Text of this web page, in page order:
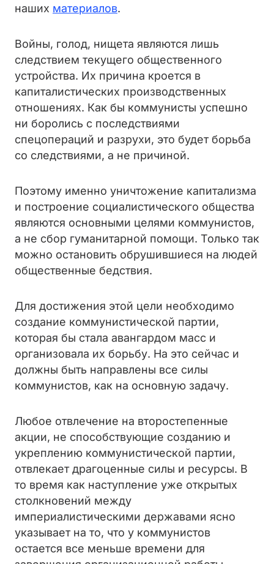
наших материалов.
Войны, голод, нищета являются лишь
следствием текущего общественного
устройства. Их причина кроется в
капиталистических производственных
отношениях. Как бы коммунисты успешно
ни боролись с последствиями
спецопераций и разрухи, это будет борьба
со следствиями, а не причиной.
Поэтому именно уничтожение капитализма
и построение социалистического общества
являются основными целями коммунистов,
а не сбор гуманитарной помощи. Только так
можно остановить обрушившиеся на людей
общественные бедствия.
Для достижения этой цели необходимо
создание коммунистической партии,
которая бы стала авангардом масс и
организовала их борьбу. На это сейчас и
должны быть направлены все силы
коммунистов, как на основную задачу.
Любое отвлечение на второстепенные
акции, не способствующие созданию и
укреплению коммунистической партии,
отвлекает драгоценные силы и ресурсы. В
то время как наступление уже открытых
столкновений между
империалистическими державами ясно
указывает на то, что у коммунистов
остается все меньше времени для